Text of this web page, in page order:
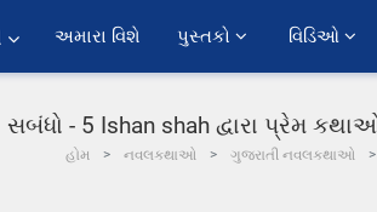
અમારા વિશે પુસ્તકો વિડિઓ
સબંધો - 5 Ishan shah દ્વારા પ્રેમ
હોમ નવલકથાઓ ગુજરાતી નવલકથાઓ